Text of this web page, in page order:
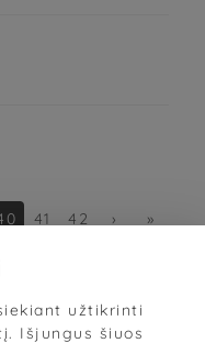
41 42 › »
užtikrinti
Išjungus šiuos
· Slapukai